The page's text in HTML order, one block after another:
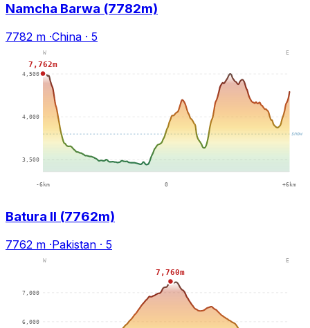
Namcha Barwa (7782m)
7782 m ·China · 5
Batura II (7762m)
7762 m ·Pakistan · 5